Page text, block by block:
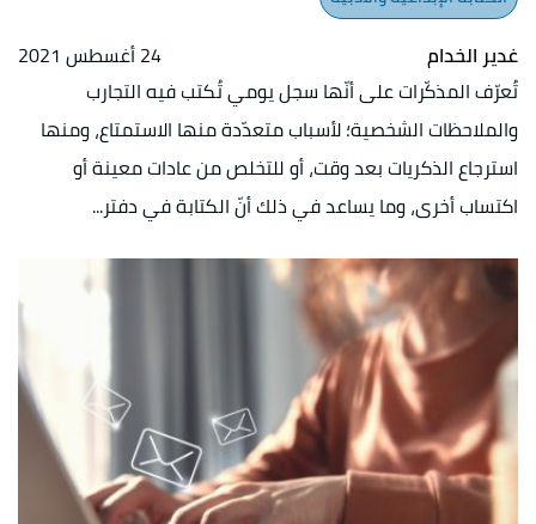
غدير الخدام
24 أغسطس 2021
تُعرّف المذكّرات على أنّها سجل يومي تُكتب فيه التجارب
والملاحظات الشخصية؛ لأسباب متعدّدة منها الاستمتاع، ومنها
استرجاع الذكريات بعد وقت، أو للتخلص من عادات معينة أو
اكتساب أخرى، وما يساعد في ذلك أنّ الكتابة في دفتر...